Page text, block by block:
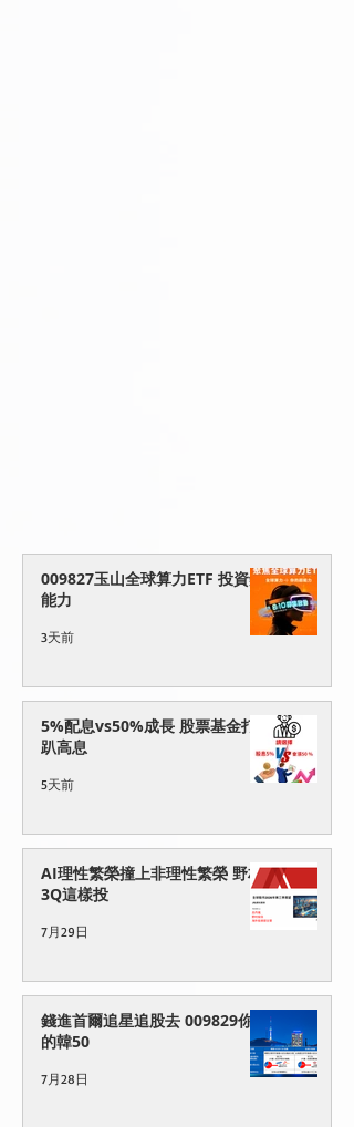
009827玉山全球算力ETF 投資鈔
能力
3天前
5%配息vs50%成長 股票基金打
趴高息
5天前
AI理性繁榮撞上非理性繁榮 野村
3Q這樣投
7月29日
錢進首爾追星追股去 009829你
的韓50
7月28日